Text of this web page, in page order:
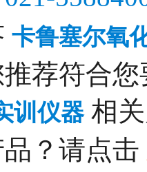
卡鲁塞尔氧
荐符合
训仪器相
？请点击